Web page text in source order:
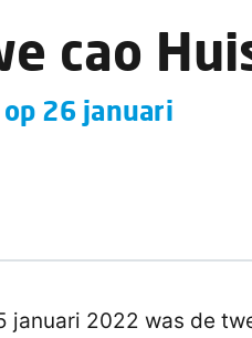
cao
26 januari
januari 2022 was de